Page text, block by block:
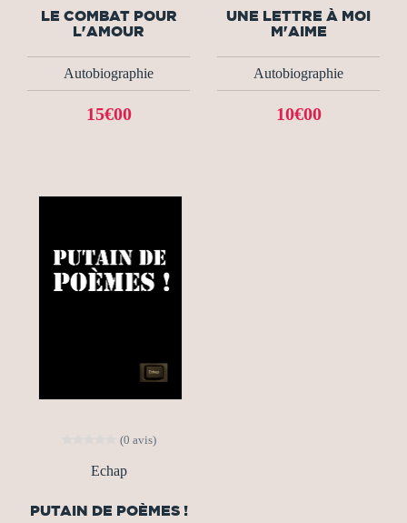
LE COMBAT POUR
L'AMOUR
Autobiographie
15€00
UNE LETTRE À MOI
M'AIME
Autobiographie
10€00
(0 avis)
Echap
PUTAIN DE POÈMES !